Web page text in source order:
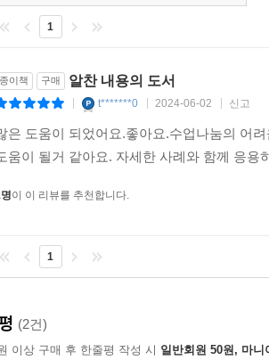
1
종이책 구매 알찬 내용의 도서
t*******0 2024-06-02 신고
은 도움이 되었어요.좋아요.수업나눔의 어
움이 될거 같아요. 자세한 사례와 함께 응
이 이 리뷰를 추천합니다.
1
(2건)
이상 구매 후 한줄평 작성 시 일반회원 50원, 마니